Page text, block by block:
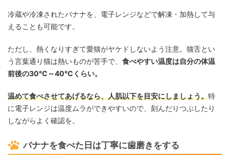
冷蔵や冷凍されたバナナを、電子レンジなどで解凍・加熱して与
えることも可能です。
ただし、熱くなりすぎて愛猫がヤケドしないよう注意。猫舌とい
う言葉通り猫は熱いものが苦手で、 食べやすい温度は自分の体温
前後の30℃～40℃くらい。
温めて食べさせてあげるなら、人肌以下を目安にしましょう。特
に電子レンジは温度ムラができやすいので、刻んだりつぶしたり
しながらよく確認を。
バナナを食べた日は丁寧に歯磨きをする